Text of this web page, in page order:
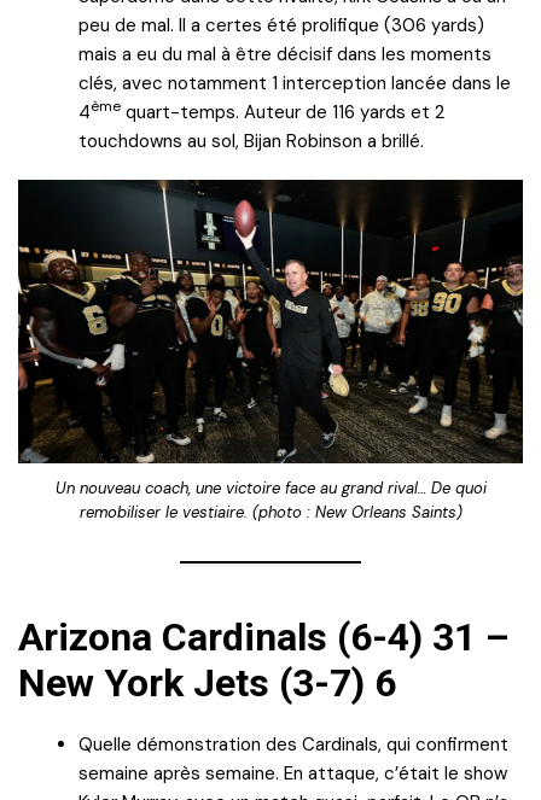
peu de mal. Il a certes été prolifique (306 yards)
mais a eu du mal à être décisif dans les moments
clés, avec notamment 1 interception lancée dans le
4ème quart-temps. Auteur de 116 yards et 2
touchdowns au sol, Bijan Robinson a brillé.
Un nouveau coach, une victoire face au grand rival… De quoi
remobiliser le vestiaire. (photo : New Orleans Saints)
Arizona Cardinals (6-4) 31 –
New York Jets (3-7) 6
Quelle démonstration des Cardinals, qui confirment
semaine après semaine. En attaque, c’était le show